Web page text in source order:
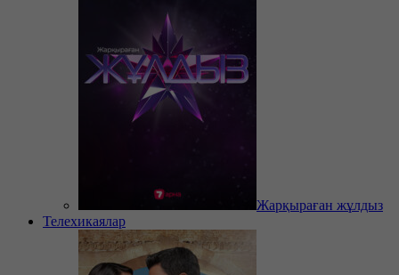
Жарқыраған жұлдыз
Телехикаялар